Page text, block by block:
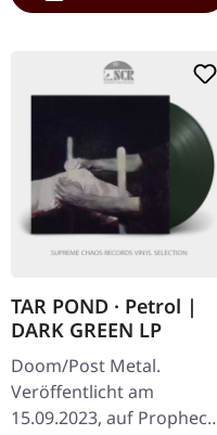
TAR POND · Petrol |
DARK GREEN LP
Doom/Post Metal.
Veröffentlicht am
15.09.2023, auf Prophecy